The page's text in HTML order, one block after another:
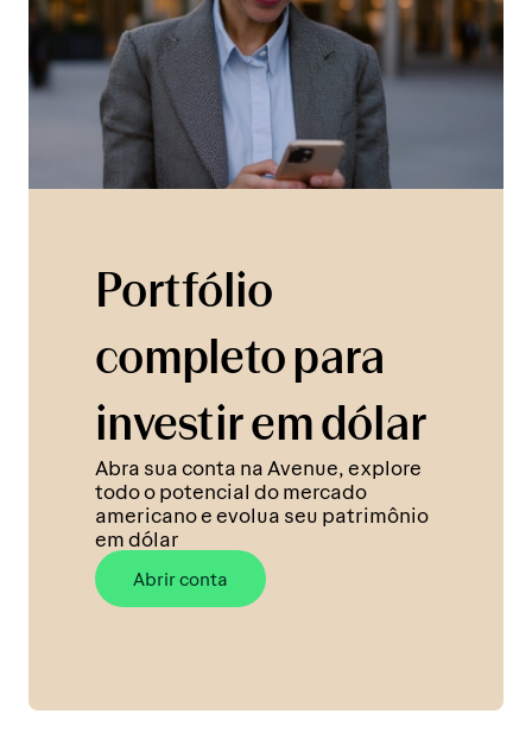
Portfólio
completo para
investir em dólar
Abra sua conta na Avenue, explore
todo o potencial do mercado
americano e evolua seu patrimônio
em dólar
Abrir conta